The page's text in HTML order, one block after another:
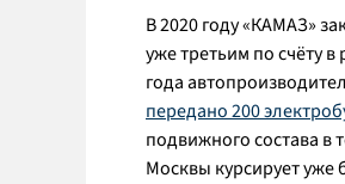
В 2020 году «КАМАЗ»
уже третьим по счёту
года
передано 200
подвижного состава в
Москвы курсирует уже